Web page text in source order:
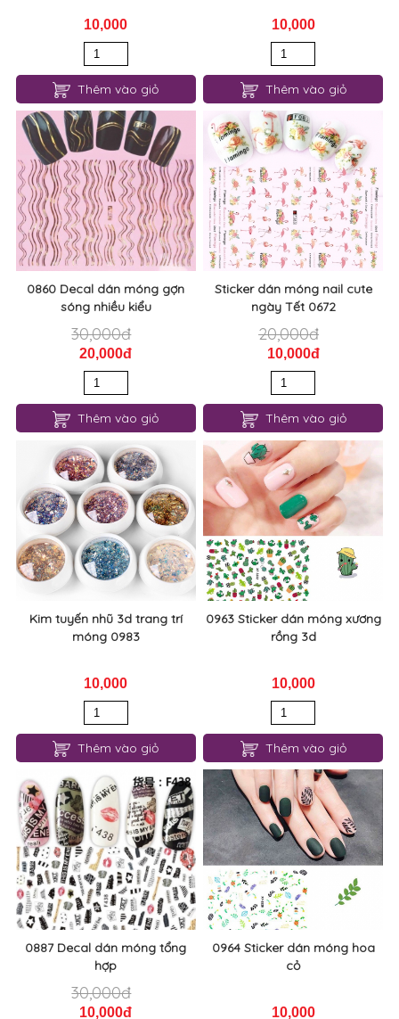
10,000
Thêm vào giỏ
10,000
Thêm vào giỏ
0860 Decal dán móng gợn
sóng nhiều kiểu
30,000đ
20,000đ
Thêm vào giỏ
Sticker dán móng nail cute
ngày Tết 0672
20,000đ
10,000đ
Thêm vào giỏ
Kim tuyến nhũ 3d trang trí
móng 0983
10,000
Thêm vào giỏ
0963 Sticker dán móng xương
rồng 3d
10,000
Thêm vào giỏ
0887 Decal dán móng tổng
hợp
30,000đ
10,000đ
0964 Sticker dán móng hoa
cỏ
10,000